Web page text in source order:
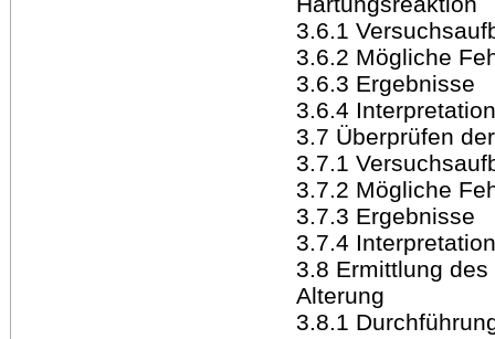
3.6.1
3.6.2 Mögliche
3.6.3 Ergebnisse
3.6.4
3.7 Überprüfen
3.7.1
3.7.2 Mögliche
3.7.3 Ergebnisse
3.7.4
3.8 Ermittlung
Alterung
3.8.1